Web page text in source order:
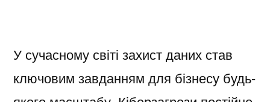
У сучасному світі захист даних став
ключовим завданням для бізнесу будь-